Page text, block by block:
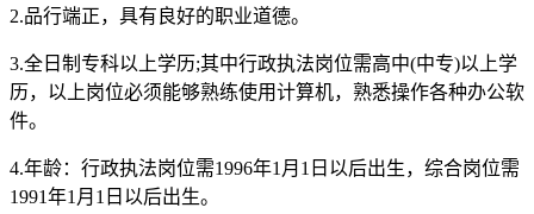
2.品行端正，具有良好的职业道德。
3.全日制专科以上学历;其中行政执法岗位需高中(中专)以上学
历，以上岗位必须能够熟练使用计算机，熟悉操作各种办公软
件。
4.年龄：行政执法岗位需1996年1月1日以后出生，综合岗位需
1991年1月1日以后出生。